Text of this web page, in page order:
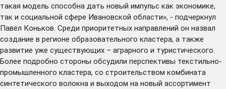
такая модель способна дать новый импульс как экономике,
так и социальной сфере Ивановской области», - подчеркнул
Павел Коньков. Среди приоритетных направлений он назвал
создание в регионе образовательного кластера, а также
развитие уже существующих – аграрного и туристического.
Более подробно стороны обсудили перспективы текстильно-
промышленного кластера, со строительством комбината
синтетического волокна и выходом на новый ассортимент